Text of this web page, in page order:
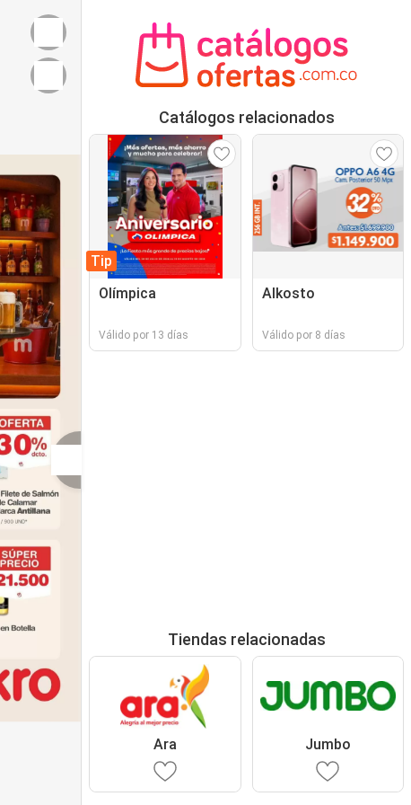
Catálogos relacionados
Tip
Olímpica
Válido por 13 días
Alkosto
Válido por 8 días
Tiendas relacionadas
Ara Jumbo